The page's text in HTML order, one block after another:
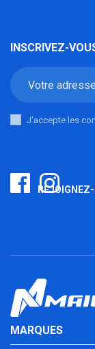
INSCRIVEZ-
J'accepte les
MARQUES